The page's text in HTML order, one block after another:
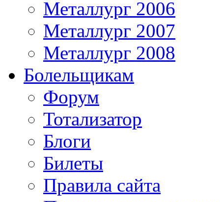
Металлург 2006
Металлург 2007
Металлург 2008
Болельщикам
Форум
Тотализатор
Блоги
Билеты
Правила сайта